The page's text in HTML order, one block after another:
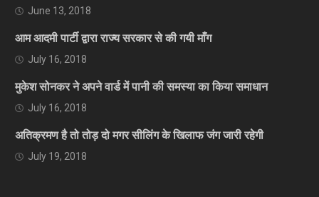
June 13, 2018
आम आदमी पार्टी द्वारा राज्य सरकार से की गयी माँग
July 16, 2018
मुकेश सोनकर ने अपने वार्ड में पानी की समस्या का किया समाधान
July 16, 2018
अतिक्रमण है तो तोड़ दो मगर सीलिंग के खिलाफ जंग जारी रहेगी
July 19, 2018